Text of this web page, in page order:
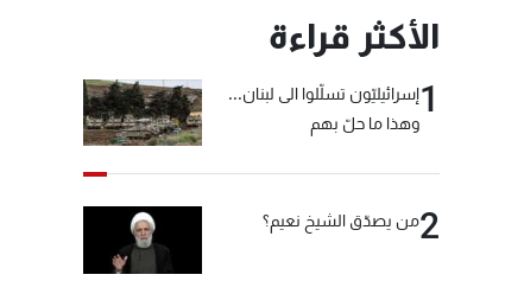
الأكثر قراءة
1إسرائيليّون تسلّلوا الى لبنان...
وهذا ما حلّ بهم
2من يصدّق الشيخ نعيم؟